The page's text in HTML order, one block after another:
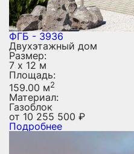
ФГБ - 3936
Двухэтажный дом
Размер:
7 х 12 м
Площадь:
159.00 м2
Материал:
Газоблок
от 10 255 500 ₽
Подробнее